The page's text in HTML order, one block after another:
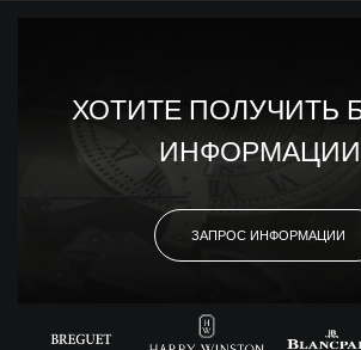
ХОТИТЕ ПОЛУЧИТЬ
ЗАПРОС ИНФОРМАЦИИ